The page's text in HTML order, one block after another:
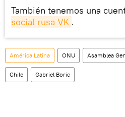
También tenemos una
social rusa VK .
América Latina ONU Asamblea
Chile Gabriel Boric